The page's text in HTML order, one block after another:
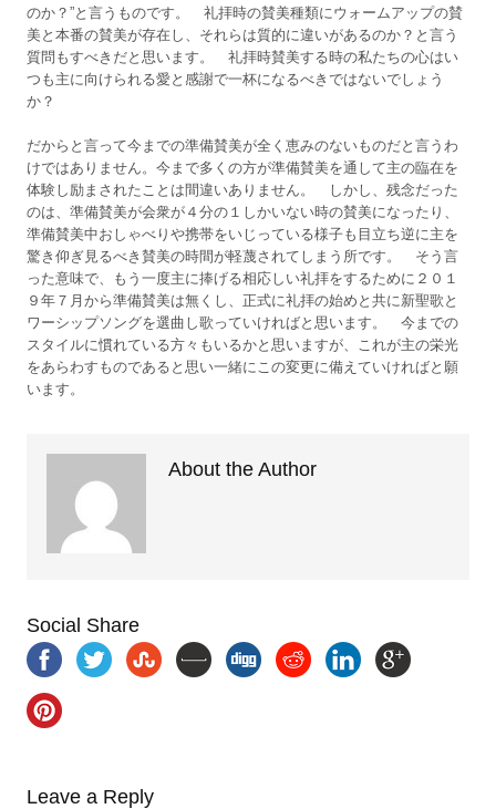
のか？”と言うものです。 礼拝時の賛美種類にウォームアップの賛
美と本番の賛美が存在し、それらは質的に違いがあるのか？と言う
質問もすべきだと思います。 礼拝時賛美する時の私たちの心はい
つも主に向けられる愛と感謝で一杯になるべきではないでしょう
か？
だからと言って今までの準備賛美が全く恵みのないものだと言うわ
けではありません。今まで多くの方が準備賛美を通して主の臨在を
体験し励まされたことは間違いありません。 しかし、残念だった
のは、準備賛美が会衆が４分の１しかいない時の賛美になったり、
準備賛美中おしゃべりや携帯をいじっている様子も目立ち逆に主を
驚き仰ぎ見るべき賛美の時間が軽蔑されてしまう所です。 そう言
った意味で、もう一度主に捧げる相応しい礼拝をするために２０１
９年７月から準備賛美は無くし、正式に礼拝の始めと共に新聖歌と
ワーシップソングを選曲し歌っていければと思います。 今までの
スタイルに慣れている方々もいるかと思いますが、これが主の栄光
をあらわすものであると思い一緒にこの変更に備えていければと願
います。
About the Author
Social Share
Leave a Reply